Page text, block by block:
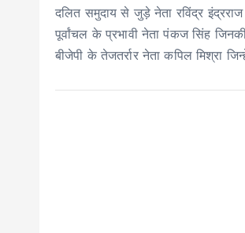
दलित समुदाय से जुड़े नेता रविंद्र
पूर्वांचल के प्रभावी नेता पंकज सिंह जिनकी
बीजेपी के तेजतर्रार नेता कपिल मिश्रा